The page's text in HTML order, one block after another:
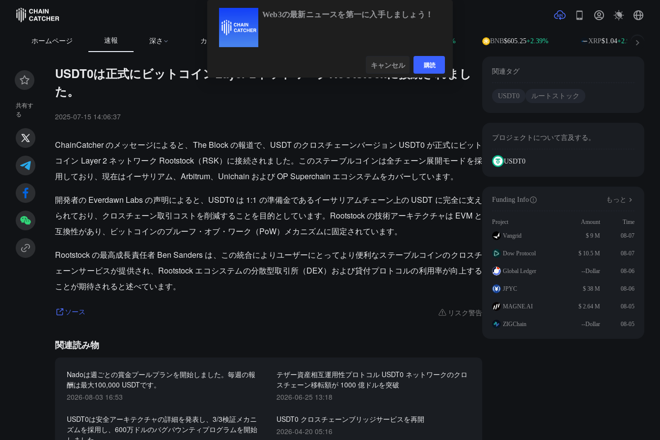
ホームページ 速報 深さ カレンダー BNB$605.25+2.39% XRP$1.04+2.96%
共有す
る
USDT0は正式にビットコインLayer 2ネットワークRootstockに接続されまし
た。
2025-07-15 14:06:37
ChainCatcher のメッセージによると、The Block の報道で、USDT のクロスチェーンバージョン USDT0 が正式にビット
コイン Layer 2 ネットワーク Rootstock（RSK）に接続されました。このステーブルコインは全チェーン展開モードを採
用しており、現在はイーサリアム、Arbitrum、Unichain および OP Superchain エコシステムをカバーしています。
開発者の Everdawn Labs の声明によると、USDT0 は 1:1 の準備金であるイーサリアムチェーン上の USDT に完全に支え
られており、クロスチェーン取引コストを削減することを目的としています。Rootstock の技術アーキテクチャは EVM と
互換性があり、ビットコインのプルーフ・オブ・ワーク（PoW）メカニズムに固定されています。
Rootstock の最高成長責任者 Ben Sanders は、この統合によりユーザーにとってより便利なステーブルコインのクロスチ
ェーンサービスが提供され、Rootstock エコシステムの分散型取引所（DEX）および貸付プロトコルの利用率が向上する
ことが期待されると述べています。
ソース リスク警告
関連読み物
Nadoは週ごとの賞金プールプランを開始しました。毎週の報
酬は最大100,000 USDTです。
2026-08-03 16:53
テザー資産相互運用性プロトコル USDT0 ネットワークのクロ
スチェーン移転額が 1000 億ドルを突破
2026-06-25 13:18
USDT0は安全アーキテクチャの詳細を発表し、3/3検証メカニ
ズムを採用し、600万ドルのバグバウンティプログラムを開始
USDT0 クロスチェーンブリッジサービスを再開
2026-04-20 05:16
関連タグ
USDT0 ルートストック
プロジェクトについて言及する。
USDT0
Funding Info もっと
Project Amount
Time
Vangrid
$ 9 M 08-07
Dow Protocol $ 10.5 M 08-07
Global Ledger --Dollar 08-06
JPYC $ 38 M 08-06
MAGNE.AI $ 2.64 M 08-05
ZIGChain --Dollar 08-05
Web3の最新ニュースを第一に入手しましょう！
キャンセル 購読